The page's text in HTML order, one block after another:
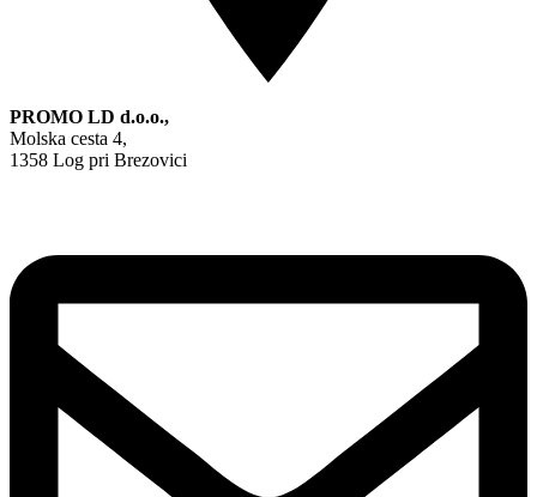
PROMO LD d.o.o.,
Molska cesta 4,
1358 Log pri Brezovici